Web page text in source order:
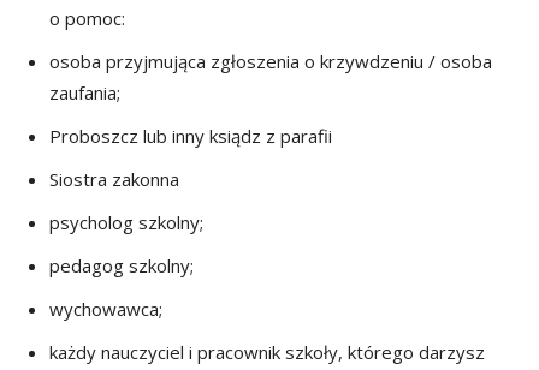
o pomoc:
osoba przyjmująca zgłoszenia o krzywdzeniu / osoba
zaufania;
Proboszcz lub inny ksiądz z parafii
Siostra zakonna
psycholog szkolny;
pedagog szkolny;
wychowawca;
każdy nauczyciel i pracownik szkoły, którego darzysz